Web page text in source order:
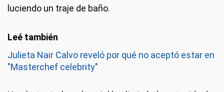
luciendo un traje de baño.
Julieta Nair Calvo reveló por qué no aceptó estar en
"Masterchef celebrity"